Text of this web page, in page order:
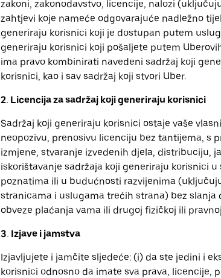
zakoni, zakonodavstvo, licencije, nalozi
zahtjevi koje nameće odgovarajuće nadležno
generiraju korisnici koji je dostupan putem
generiraju korisnici koji pošaljete putem
ima pravo kombinirati navedeni sadržaj koji
korisnici, kao i sav sadržaj koji stvori Uber.
2. Licencija za sadržaj koji generiraju korisnici
Sadržaj koji generiraju korisnici ostaje vaše
neopozivu, prenosivu licenciju bez tantijema, s
izmjene, stvaranje izvedenih djela, distribuciju,
iskorištavanje sadržaja koji generiraju korisnici
poznatima ili u budućnosti razvijenima
stranicama i uslugama trećih strana) bez slanja
obveze plaćanja vama ili drugoj fizičkoj ili
3. Izjave i jamstva
Izjavljujete i jamčite sljedeće: (i) da ste jedini i
korisnici odnosno da imate sva prava, licencije,